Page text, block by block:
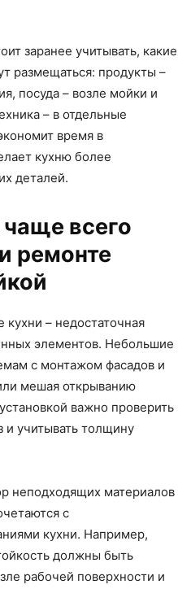
заранее учитывать, какие
размещаться: продукты –
посуда – возле мойки и
– в отдельные
время в
кухню более
деталей.
всего
ремонте
кухни – недостаточная
элементов. Небольшие
с монтажом фасадов и
мешая открыванию
важно проверить
и учитывать толщину
неподходящих материалов
с
кухни. Например,
должны быть
рабочей поверхности и